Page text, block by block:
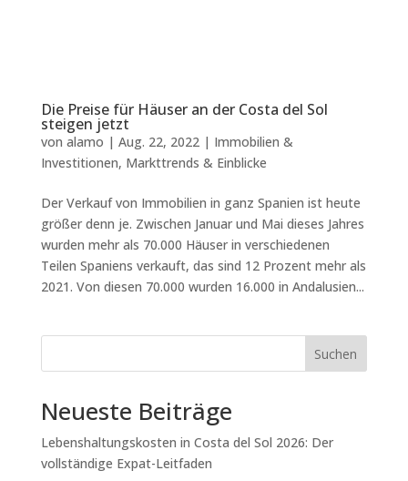
Die Preise für Häuser an der Costa del Sol
steigen jetzt
von alamo | Aug. 22, 2022| Immobilien &
Investitionen, Markttrends & Einblicke
Der Verkauf von Immobilien in ganz Spanien ist heute
größer denn je. Zwischen Januar und Mai dieses Jahres
wurden mehr als 70.000 Häuser in verschiedenen
Teilen Spaniens verkauft, das sind 12 Prozent mehr als
2021. Von diesen 70.000 wurden 16.000 in Andalusien...
Suchen
Neueste Beiträge
Lebenshaltungskosten in Costa del Sol 2026: Der
vollständige Expat-Leitfaden